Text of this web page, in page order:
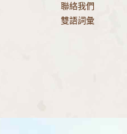
聯絡我們
雙語詞彙